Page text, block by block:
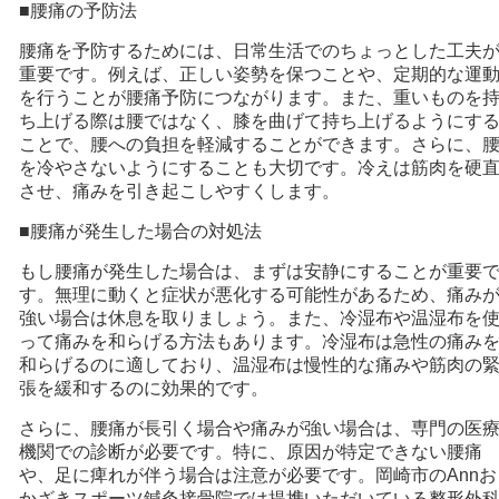
■腰痛の予防法
腰痛を予防するためには、日常生活でのちょっとした工夫が
重要です。例えば、正しい姿勢を保つことや、定期的な運動
を行うことが腰痛予防につながります。また、重いものを持
ち上げる際は腰ではなく、膝を曲げて持ち上げるようにする
ことで、腰への負担を軽減することができます。さらに、腰
を冷やさないようにすることも大切です。冷えは筋肉を硬直
させ、痛みを引き起こしやすくします。
■腰痛が発生した場合の対処法
もし腰痛が発生した場合は、まずは安静にすることが重要で
す。無理に動くと症状が悪化する可能性があるため、痛みが
強い場合は休息を取りましょう。また、冷湿布や温湿布を使
って痛みを和らげる方法もあります。冷湿布は急性の痛みを
和らげるのに適しており、温湿布は慢性的な痛みや筋肉の緊
張を緩和するのに効果的です。
さらに、腰痛が長引く場合や痛みが強い場合は、専門の医療
機関での診断が必要です。特に、原因が特定できない腰痛
や、足に痺れが伴う場合は注意が必要です。岡崎市のAnnお